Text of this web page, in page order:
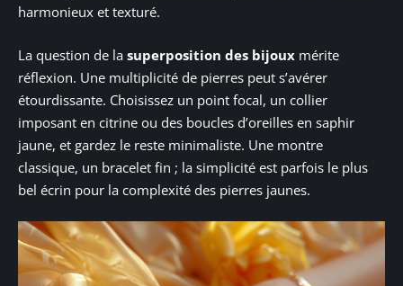
harmonieux et texturé.
La question de la superposition des bijoux mérite
réflexion. Une multiplicité de pierres peut s’avérer
étourdissante. Choisissez un point focal, un collier
imposant en citrine ou des boucles d’oreilles en saphir
jaune, et gardez le reste minimaliste. Une montre
classique, un bracelet fin ; la simplicité est parfois le plus
bel écrin pour la complexité des pierres jaunes.